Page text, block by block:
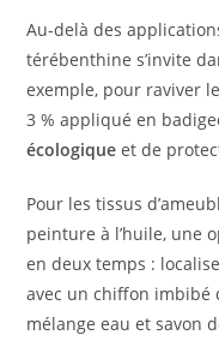
Au-delà des
térébenthine s’invite
exemple, pour raviver
3 % appliqué en
écologique et de
Pour les tissus
peinture à l’huile, une
en deux temps :
avec un chiffon imbibé
mélange eau et savon